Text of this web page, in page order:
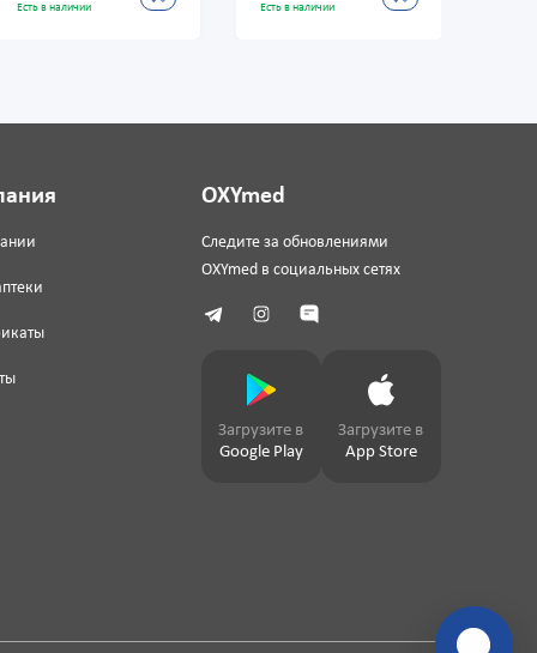
Есть в наличии Есть в наличии
OXYmed
Следите за обновлениями
OXYmed в социальных сетях
Загрузите в
Google Play
Загрузите в
App Store